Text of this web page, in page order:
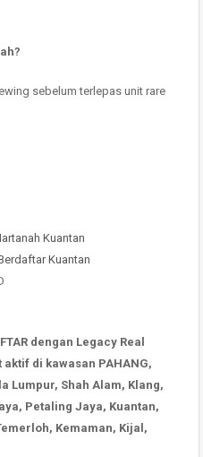
sebelum terlepas unit rare
Kuantan
Kuantan
dengan Legacy Real
di kawasan PAHANG,
Lumpur, Shah Alam, Klang,
Petaling Jaya, Kuantan,
Kemaman, Kijal,